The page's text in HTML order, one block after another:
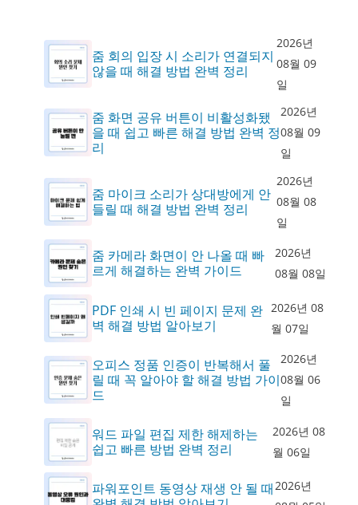
줌 회의 입장 시 소리가 연결되지
않을 때 해결 방법 완벽 정리
2026년
08월 09
일
줌 화면 공유 버튼이 비활성화됐
을 때 쉽고 빠른 해결 방법 완벽 정
리
2026년
08월 09
일
줌 마이크 소리가 상대방에게 안
들릴 때 해결 방법 완벽 정리
2026년
08월 08
일
줌 카메라 화면이 안 나올 때 빠
르게 해결하는 완벽 가이드
2026년
08월 08일
PDF 인쇄 시 빈 페이지 문제 완
벽 해결 방법 알아보기
2026년 08
월 07일
오피스 정품 인증이 반복해서 풀
릴 때 꼭 알아야 할 해결 방법 가이
드
2026년
08월 06
일
워드 파일 편집 제한 해제하는
쉽고 빠른 방법 완벽 정리
2026년 08
월 06일
파워포인트 동영상 재생 안 될 때2026년